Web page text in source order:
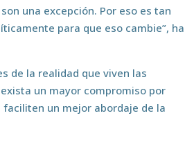
una excepción. Por eso es tan
para que eso cambie”, ha
de la realidad que viven las
un mayor compromiso por
un mejor abordaje de la